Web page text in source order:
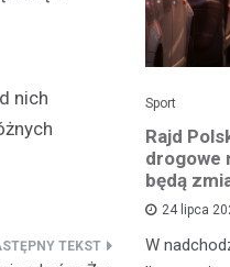
nich
sezonu
Sport
Rajd
drogowe
będą
24 lipca
W